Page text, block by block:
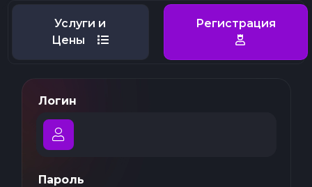
Услуги и
Цены
Регистрация
Логин
Пароль